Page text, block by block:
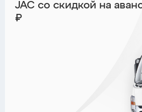
JAC со скидкой на
₽